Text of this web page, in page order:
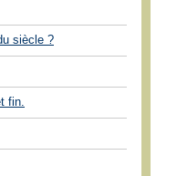
siècle ?
fin.